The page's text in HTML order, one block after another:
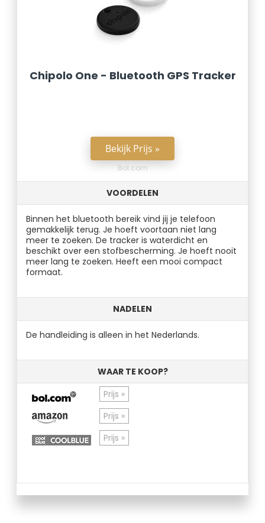
Chipolo One - Bluetooth GPS Tracker
Bekijk Prijs »
Bol.com
VOORDELEN
Binnen het bluetooth bereik vind jij je telefoon
gemakkelijk terug. Je hoeft voortaan niet lang
meer te zoeken. De tracker is waterdicht en
beschikt over een stofbescherming. Je hoeft nooit
meer lang te zoeken. Heeft een mooi compact
formaat.
NADELEN
De handleiding is alleen in het Nederlands.
WAAR TE KOOP?
Prijs »
Prijs »
Prijs »